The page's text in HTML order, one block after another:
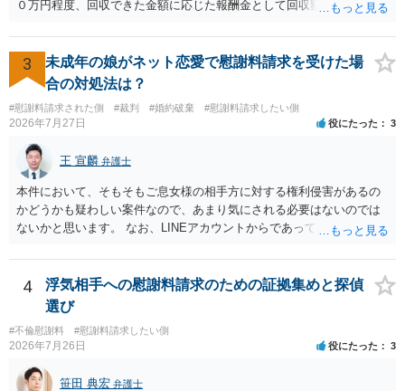
０万円程度、回収できた金額に応じた報酬金として回収額の１０％か
には、追加着手金や日当、実費が発生することもあります。 もっと
も、証拠が十分にあるか、相手方の住所・勤務先が分かるか、慰謝料
額、離婚の有無、交渉で終わるか訴訟まで見込むかによって、費用は
変わり得ます。依頼前に、交渉だけの場合、訴訟になった場合、回収
できなかった場合の費用を確認しておくとよいでしょう。 弁護士選び
では、不貞慰謝料案件の経験が相応にあるか、費用体系が明確か、見
通しを過度に楽観的に言い過ぎないか、質問に具体的に答えてくれる
か、連絡方法（メール、電話、弁護士直接か事務局員を介するかな
ど）や対応スピードが合うかを確認するとよいと思います。いずれに
しましても、弁護士への相談・依頼にあたっては、証拠資料、夫と相
手方の関係、相手方の氏名・住所等、夫婦関係への影響、離婚予定の
有無など事実関係をよく整理して相談されることをお勧めいたしま
す。
3
未成年の娘がネット恋愛で慰謝料請求を受けた場
合の対処法は？
#慰謝料請求された側 #裁判 #婚約破棄 #慰謝料請求したい側
2026年7月27日 役にたった 3
王 宣麟 弁護士
本件において、そもそもご息女様の相手方に対する権利侵害があるの
かどうかも疑わしい案件なので、あまり気にされる必要はないのでは
ないかと思います。 なお、LINEアカウントからであっても、そこに紐
るパターンはありえるものの、本件のような精神的損害が発生したと
明確にいえないような案件において開示がなされる可能性も低いので
はないかと推察します。
4
浮気相手への慰謝料請求のための証拠集めと探偵
選び
#不倫慰謝料 #慰謝料請求したい側
2026年7月26日 役にたった 3
笹田 典宏 弁護士